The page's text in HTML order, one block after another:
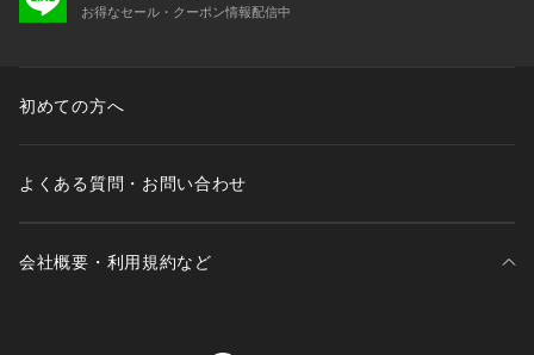
お得なセール・クーポン情報配信中
初めての方へ
よくある質問・お問い合わせ
会社概要・利用規約など